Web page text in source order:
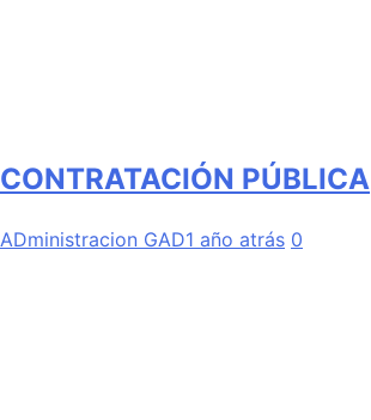
CONTRATACIÓN PÚBLICA
ADministracion GAD1 año atrás 0